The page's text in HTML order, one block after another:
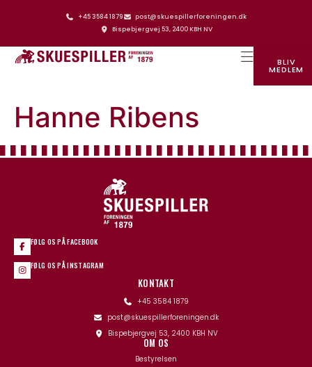
+45 3584 1879
post@skuespillerforeningen.dk
Bispebjergvej 53, 2400 KBH NV
BLIV
MEDLEM
Hanne Ribens
FØLG OS PÅ FACEBOOK
FØLG OS PÅ INSTAGRAM
KONTAKT
+45 3584 1879
post@skuespillerforeningen.dk
Bispebjergvej 53, 2400 KBH NV
OM OS
Bestyrelsen